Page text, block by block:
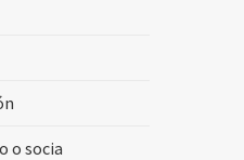
o socia